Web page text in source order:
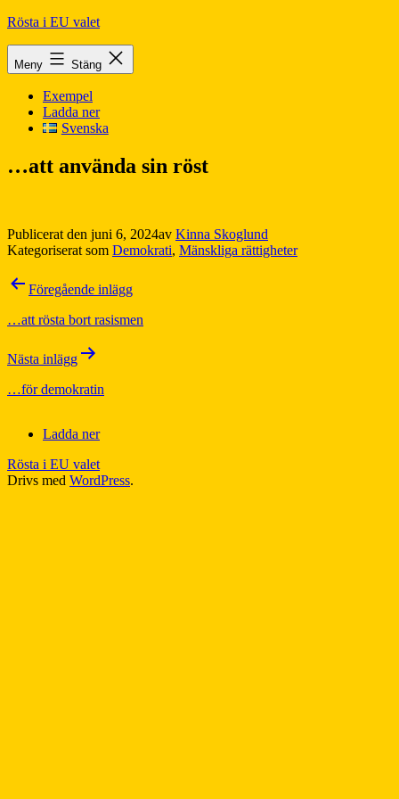
Hoppa
innehåll
Rösta i EU valet
Meny Stäng
Exempel
Ladda ner
Svenska
…att använda sin röst
Publicerat den juni 6, 2024av Kinna Skoglund
Kategoriserat som Demokrati, Mänskliga rättigheter
Inläggsnavigering
Föregående inlägg
…att rösta bort rasismen
Nästa inlägg
…för demokratin
Ladda ner
Rösta i EU valet
Drivs med WordPress.